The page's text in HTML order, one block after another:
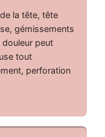
la tête, tête
gémissements
douleur peut
tout
perforation